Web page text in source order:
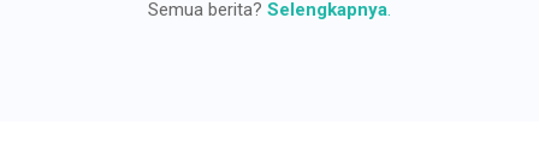
Semua berita? Selengkapnya